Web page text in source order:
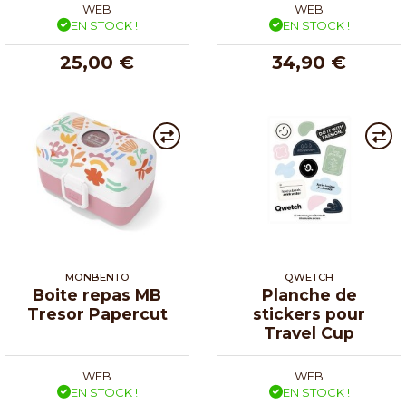
WEB
EN STOCK !
25,00 €
WEB
EN STOCK !
34,90 €
MONBENTO
Boite repas MB
Tresor Papercut
WEB
EN STOCK !
QWETCH
Planche de
stickers pour
Travel Cup
WEB
EN STOCK !